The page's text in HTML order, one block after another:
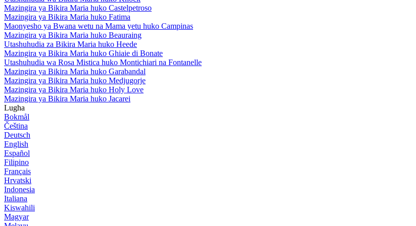
Mazingira ya Bikira Maria huko Castelpetroso
Mazingira ya Bikira Maria huko Fatima
Maonyesho ya Bwana wetu na Mama yetu huko Campinas
Mazingira ya Bikira Maria huko Beauraing
Utashuhudia za Bikira Maria huko Heede
Mazingira ya Bikira Maria huko Ghiaie di Bonate
Utashuhudia wa Rosa Mistica huko Montichiari na Fontanelle
Mazingira ya Bikira Maria huko Garabandal
Mazingira ya Bikira Maria huko Medjugorje
Mazingira ya Bikira Maria huko Holy Love
Mazingira ya Bikira Maria huko Jacarei
Lugha
Bokmål
Čeština
Deutsch
English
Español
Filipino
Français
Hrvatski
Indonesia
Italiana
Kiswahili
Magyar